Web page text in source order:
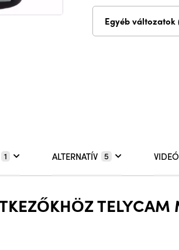
1 ALTERNATÍV 5 VIDEÓ
TELYCAM